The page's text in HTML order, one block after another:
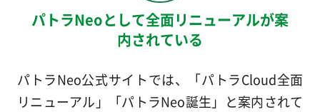
パトラNeoとして全面リニューアルが案
内されている
パトラNeo公式サイトでは、「パトラCloud全面
リニューアル」「パトラNeo誕生」と案内されて